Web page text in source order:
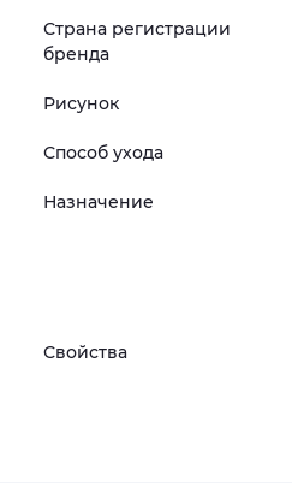
Страна регистрации
бренда
Рисунок
Способ ухода
Назначение
Свойства